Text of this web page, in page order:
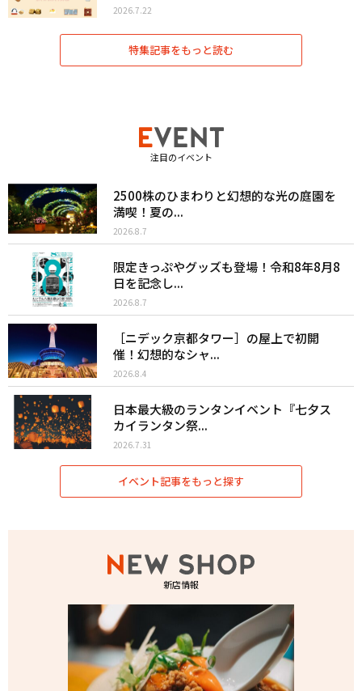
2026.7.22
特集記事をもっと読む
注目のイベント
2500株のひまわりと幻想的な光の庭園を
満喫！夏の...
2026.8.7
限定きっぷやグッズも登場！令和8年8月8
日を記念し...
2026.8.7
［ニデック京都タワー］の屋上で初開
催！幻想的なシャ...
2026.8.4
日本最大級のランタンイベント『七夕ス
カイランタン祭...
2026.7.31
イベント記事をもっと探す
新店情報